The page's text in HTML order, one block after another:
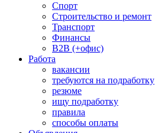
Спорт
Строительство и ремонт
Транспорт
Финансы
B2B (+офис)
Работа
вакансии
требуются на подработку
резюме
ищу подработку
правила
способы оплаты